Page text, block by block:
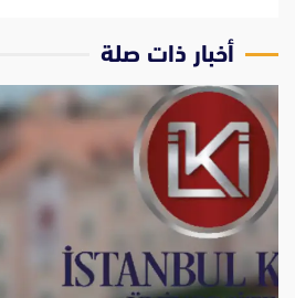
‫أخبار ذات صلة